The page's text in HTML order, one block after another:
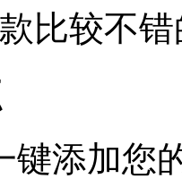
比较不
添加您的